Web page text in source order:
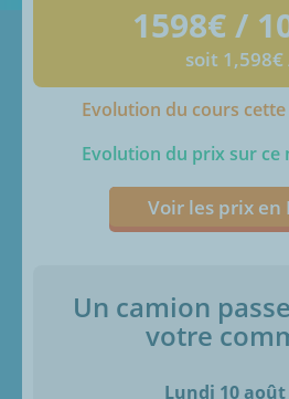
1598€ /
soit 1,598€
Evolution du cours
Evolution du prix sur ce
Voir les prix en
Un camion
votre
Lundi 10 août